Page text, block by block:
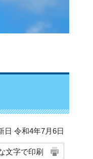
令和4年7月6日
文字で印刷